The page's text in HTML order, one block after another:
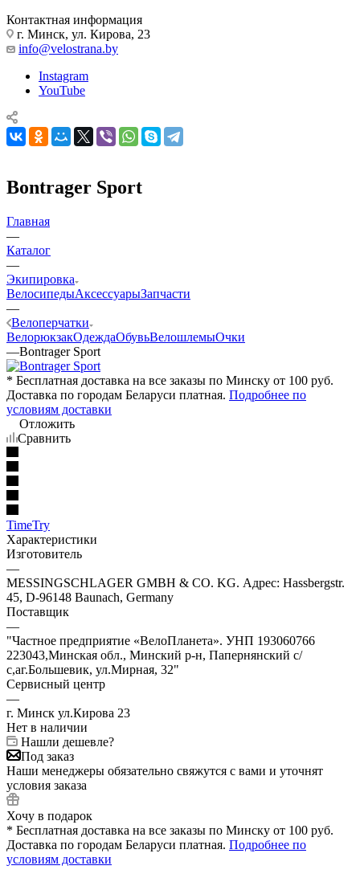
Контактная информация
г. Минск, ул. Кирова, 23
info@velostrana.by
Instagram
YouTube
Bontrager Sport
Главная
—
Каталог
—
Экипировка
ВелосипедыАксессуарыЗапчасти
—
Велоперчатки
ВелорюкзакОдеждаОбувьВелошлемыОчки
—Bontrager Sport
* Бесплатная доставка на все заказы по Минску от 100 руб.
Доставка по городам Беларуси платная. Подробнее по
условиям доставки
Отложить
Сравнить
TimeTry
Характеристики
Изготовитель
—
MESSINGSCHLAGER GMBH & CO. KG. Адрес: Hassbergstr.
45, D-96148 Baunach, Germany
Поставщик
—
"Частное предприятие «ВелоПланета». УНП 193060766
223043,Минская обл., Минский р-н, Папернянский с/
с,аг.Большевик, ул.Мирная, 32"
Сервисный центр
—
г. Минск ул.Кирова 23
Нет в наличии
Нашли дешевле?
Под заказ
Наши менеджеры обязательно свяжутся с вами и уточнят
условия заказа
Хочу в подарок
* Бесплатная доставка на все заказы по Минску от 100 руб.
Доставка по городам Беларуси платная. Подробнее по
условиям доставки